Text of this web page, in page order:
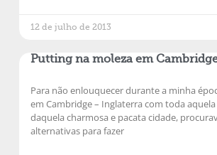
12 de julho de 2013
Putting na moleza em
Para não enlouquecer durante a minha
em Cambridge – Inglaterra com toda
daquela charmosa e pacata cidade,
alternativas para fazer